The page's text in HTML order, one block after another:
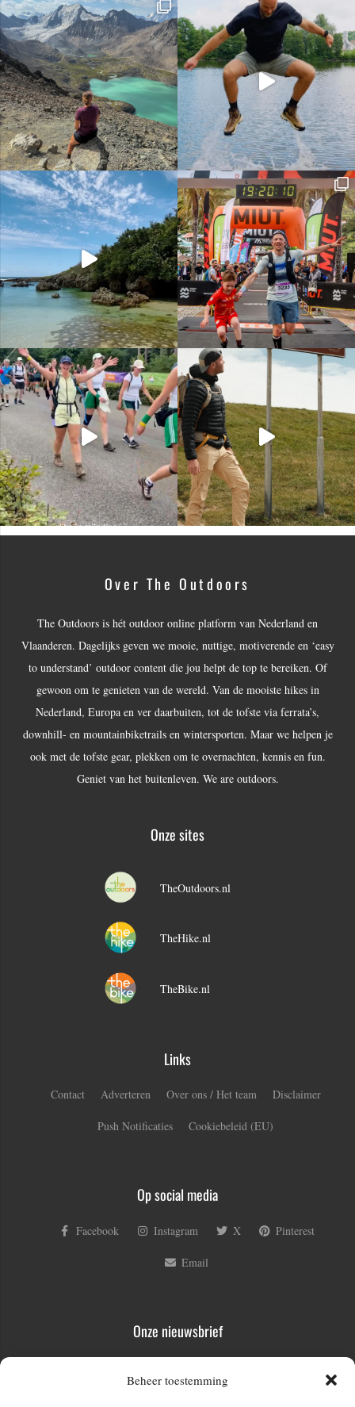
Beheer toestemming
Over The Outdoors
The Outdoors is hét outdoor online platform van Nederland en
Vlaanderen. Dagelijks geven we mooie, nuttige, motiverende en ‘easy
to understand’ outdoor content die jou helpt de top te bereiken. Of
gewoon om te genieten van de wereld. Van de mooiste hikes in
Nederland, Europa en ver daarbuiten, tot de tofste via ferrata’s,
downhill- en mountainbiketrails en wintersporten. Maar we helpen je
ook met de tofste gear, plekken om te overnachten, kennis en fun.
Geniet van het buitenleven. We are outdoors.
Onze sites
TheOutdoors.nl
TheHike.nl
TheBike.nl
Links
Contact Adverteren Over ons / Het team Disclaimer
Push Notificaties Cookiebeleid (EU)
Op social media
Facebook Instagram X Pinterest
Email
Onze nieuwsbrief